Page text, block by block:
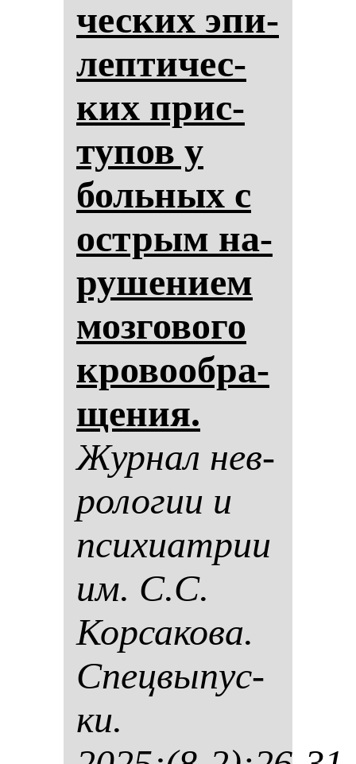
чес­ких эпи­
леп­ти­чес­
ких прис­
ту­пов у
боль­ных с
ос­трым на­
ру­ше­ни­ем
моз­го­во­го
кро­во­об­ра­
ще­ния.
Жур­нал нев­
ро­ло­гии и
пси­хи­ат­рии
им. С.С.
Кор­са­ко­ва.
Спец­вы­пус­
ки.